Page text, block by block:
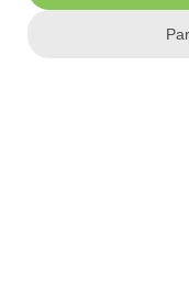
Informations